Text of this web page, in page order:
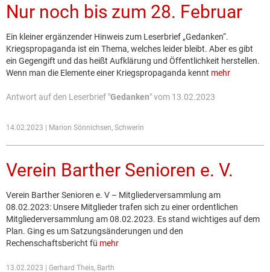
Nur noch bis zum 28. Februar
Ein kleiner ergänzender Hinweis zum Leserbrief „Gedanken“.
Kriegspropaganda ist ein Thema, welches leider bleibt. Aber es gibt
ein Gegengift und das heißt Aufklärung und Öffentlichkeit herstellen.
Wenn man die Elemente einer Kriegspropaganda kennt mehr
Antwort auf den Leserbrief "Gedanken" vom 13.02.2023
14.02.2023 | Marion Sönnichsen, Schwerin
Verein Barther Senioren e. V.
Verein Barther Senioren e. V – Mitgliederversammlung am
08.02.2023: Unsere Mitglieder trafen sich zu einer ordentlichen
Mitgliederversammlung am 08.02.2023. Es stand wichtiges auf dem
Plan. Ging es um Satzungsänderungen und den
Rechenschaftsbericht fü mehr
13.02.2023 | Gerhard Theis, Barth